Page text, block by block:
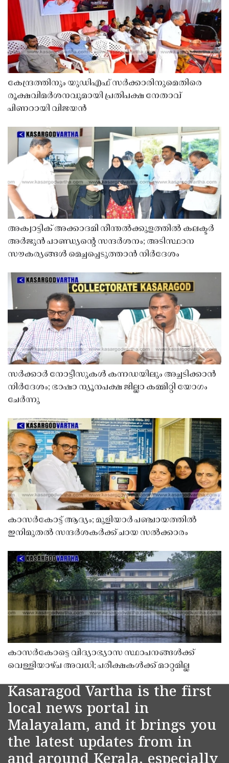
കേന്ദ്രത്തിനും യുഡിഎഫ് സർക്കാരിനുമെതിരെ
രൂക്ഷവിമർശനവുമായി പ്രതിപക്ഷ നേതാവ്
പിണറായി വിജയൻ
അക്വാട്ടിക് അക്കാദമി നീന്തൽക്കുളത്തിൽ കലക്ടർ
അർജുൻ പാണ്ഡ്യൻ്റെ സന്ദർശനം; അടിസ്ഥാന
സൗകര്യങ്ങൾ മെച്ചപ്പെടുത്താൻ നിർദേശം
സർക്കാർ നോട്ടീസുകൾ കന്നഡയിലും അച്ചടിക്കാൻ
നിർദേശം; ഭാഷാ ന്യൂനപക്ഷ ജില്ലാ കമ്മിറ്റി യോഗം
ചേർന്നു
കാസർകോട്ട് ആദ്യം; മുളിയാർ പഞ്ചായത്തിൽ
ഇനിമുതൽ സന്ദർശകർക്ക് ചായ സൽക്കാരം
കാസർകോട്ടെ വിദ്യാഭ്യാസ സ്ഥാപനങ്ങൾക്ക്
വെള്ളിയാഴ്ച അവധി; പരീക്ഷകൾക്ക് മാറ്റമില്ല
Kasaragod Vartha is the first
local news portal in
Malayalam, and it brings you
the latest updates from in